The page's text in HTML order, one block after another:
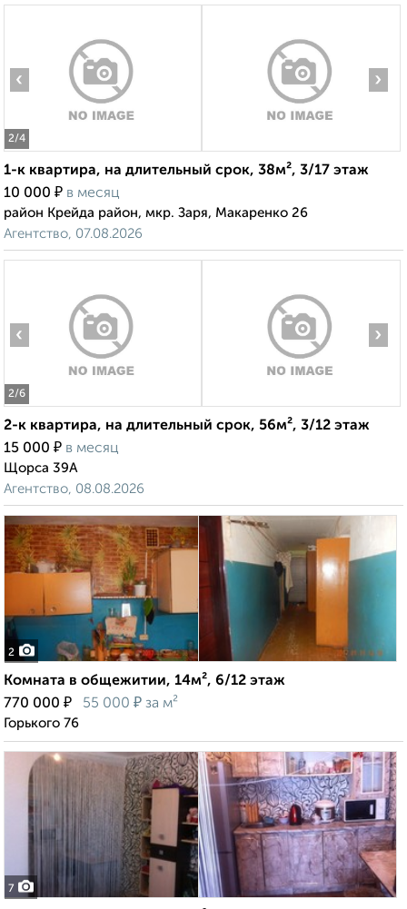
2/4
‹ ›
1-к квартира, на длительный срок, 38м², 3/17 этаж
10 000 ₽ в месяц
район Крейда район, мкр. Заря, Макаренко 26
Агентство, 07.08.2026
2/6
‹ ›
2-к квартира, на длительный срок, 56м², 3/12 этаж
15 000 ₽ в месяц
Щорса 39А
Агентство, 08.08.2026
2
Комната в общежитии, 14м², 6/12 этаж
770 000 ₽ 55 000 ₽ за м²
Горького 76
7